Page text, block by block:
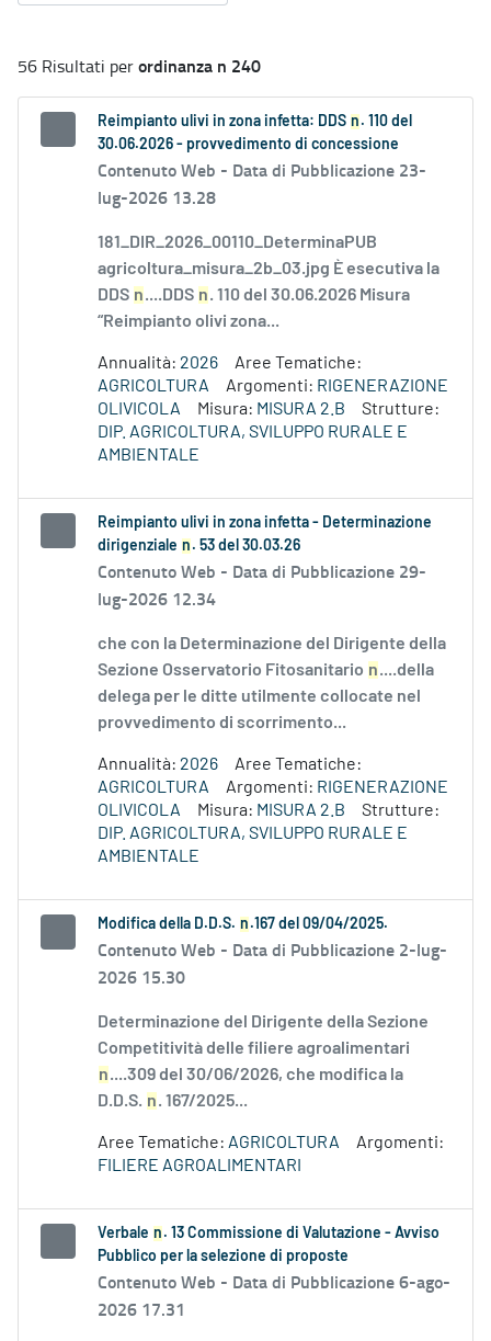
56 Risultati perordinanza n 240
Reimpianto ulivi in zona infetta: DDS n . 110 del
30.06.2026 - provvedimento di concessione
Contenuto Web - Data di Pubblicazione 23-
lug-2026 13.28
181_DIR_2026_00110_DeterminaPUB
agricoltura_misura_2b_03.jpg È esecutiva la
DDS n....DDS n. 110 del 30.06.2026 Misura
“Reimpianto olivi zona...
Annualità: 2026
Aree Tematiche:
AGRICOLTURA
Argomenti: RIGENERAZIONE
OLIVICOLA
Misura: MISURA 2.B
Strutture:
DIP. AGRICOLTURA, SVILUPPO RURALE E
AMBIENTALE
Reimpianto ulivi in zona infetta - Determinazione
dirigenziale n . 53 del 30.03.26
Contenuto Web - Data di Pubblicazione 29-
lug-2026 12.34
che con la Determinazione del Dirigente della
Sezione Osservatorio Fitosanitario n....della
delega per le ditte utilmente collocate nel
provvedimento di scorrimento...
Annualità: 2026
Aree Tematiche:
AGRICOLTURA
Argomenti: RIGENERAZIONE
OLIVICOLA
Misura: MISURA 2.B
Strutture:
DIP. AGRICOLTURA, SVILUPPO RURALE E
AMBIENTALE
Modifica della D.D.S. n .167 del 09/04/2025.
Contenuto Web - Data di Pubblicazione 2-lug-
2026 15.30
Determinazione del Dirigente della Sezione
Competitività delle filiere agroalimentari
n....309 del 30/06/2026, che modifica la
D.D.S. n. 167/2025...
Aree Tematiche: AGRICOLTURA
Argomenti:
FILIERE AGROALIMENTARI
Verbale n . 13 Commissione di Valutazione - Avviso
Pubblico per la selezione di proposte
Contenuto Web - Data di Pubblicazione 6-ago-
2026 17.31